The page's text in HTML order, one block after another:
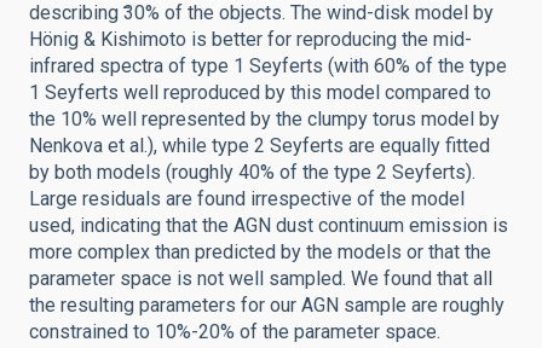
describing ̃30% of the objects. The wind-disk model by
Hönig & Kishimoto is better for reproducing the mid-
infrared spectra of type 1 Seyferts (with 60% of the type
1 Seyferts well reproduced by this model compared to
the 10% well represented by the clumpy torus model by
Nenkova et al.), while type 2 Seyferts are equally fitted
by both models (roughly 40% of the type 2 Seyferts).
Large residuals are found irrespective of the model
used, indicating that the AGN dust continuum emission is
more complex than predicted by the models or that the
parameter space is not well sampled. We found that all
the resulting parameters for our AGN sample are roughly
constrained to 10%-20% of the parameter space.